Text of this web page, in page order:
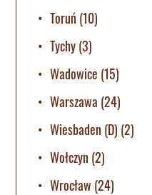
Toruń (10)
Tychy(3)
Wadowice (15)
Warszawa (24)
Wiesbaden (D) (2)
Wołczyn (2)
Wrocław (24)